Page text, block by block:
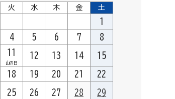
火 水 木 金 土
1
4 5 6 7 8
11
山の日
12 13 14 15
18 19 20 21 22
25 26 27 28 29